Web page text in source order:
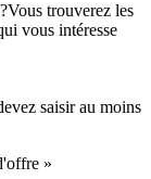
Vous trouverez les
vous intéresse
saisir au moins
»